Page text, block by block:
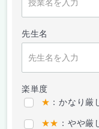
先生名
楽単度
★ ：かなり厳
★★ ：やや厳